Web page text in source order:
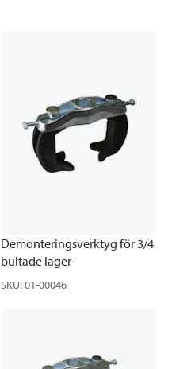
Demonteringsverktyg för 3/4
bultade lager
SKU:01-00046